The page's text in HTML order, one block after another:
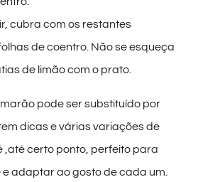
cubra com os restantes
de coentro. Não se esqueça
de limão com o prato.
pode ser substituído por
dicas e várias variações de
,até certo ponto, perfeito para
adaptar ao gosto de cada um.